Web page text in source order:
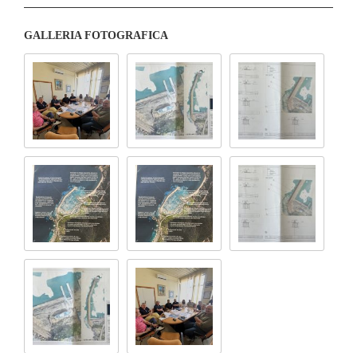
GALLERIA FOTOGRAFICA